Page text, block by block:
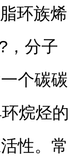
环族烯
，分子
个碳碳
烷烃的
性。常